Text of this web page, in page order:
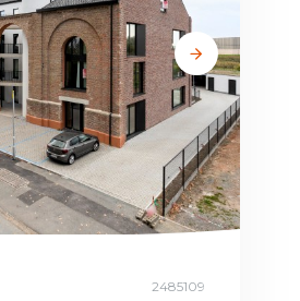
2485109